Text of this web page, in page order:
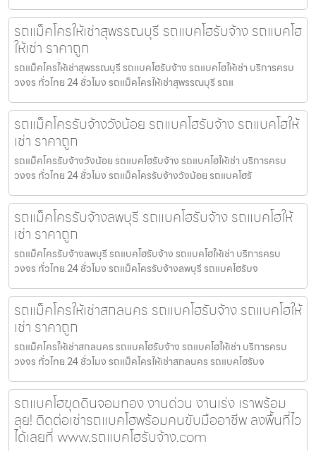
รถแม็คโครให้เช่าสุพรรณบุรี รถแบคโฮรับจ้าง รถแบคโฮ
ให้เช่า ราคาถูก
รถแม็คโครให้เช่าสุพรรณบุรี รถแบคโฮรับจ้าง รถแบคโฮให้เช่า บริการครบ
วงจร ทั่วไทย 24 ชั่วโมง รถแม็คโครให้เช่าสุพรรณบุรี รถแ
รถแม็คโครรับจ้างวังน้อย รถแบคโฮรับจ้าง รถแบคโฮให้
เช่า ราคาถูก
รถแม็คโครรับจ้างวังน้อย รถแบคโฮรับจ้าง รถแบคโฮให้เช่า บริการครบ
วงจร ทั่วไทย 24 ชั่วโมง รถแม็คโครรับจ้างวังน้อย รถแบคโฮรั
รถแม็คโครรับจ้างลพบุรี รถแบคโฮรับจ้าง รถแบคโฮให้
เช่า ราคาถูก
รถแม็คโครรับจ้างลพบุรี รถแบคโฮรับจ้าง รถแบคโฮให้เช่า บริการครบ
วงจร ทั่วไทย 24 ชั่วโมง รถแม็คโครรับจ้างลพบุรี รถแบคโฮรับจ
รถแม็คโครให้เช่าสกลนคร รถแบคโฮรับจ้าง รถแบคโฮให้
เช่า ราคาถูก
รถแม็คโครให้เช่าสกลนคร รถแบคโฮรับจ้าง รถแบคโฮให้เช่า บริการครบ
วงจร ทั่วไทย 24 ชั่วโมง รถแม็คโครให้เช่าสกลนคร รถแบคโฮรับจ
รถแบคโฮขุดดินจอมทอง งานด่วน งานเร่ง เราพร้อม
ลุย! ติดต่อเช่ารถแบคโฮพร้อมคนขับมืออาชีพ ลงพื้นที่ไว
ได้เลยที่ www.รถแบคโฮรับจ้าง.com